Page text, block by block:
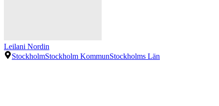
Leilani Nordin
StockholmStockholm KommunStockholms Län